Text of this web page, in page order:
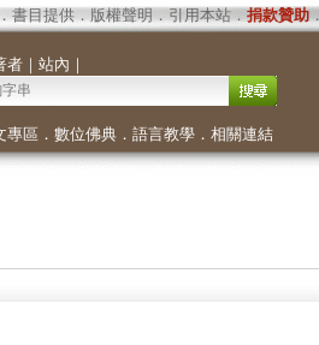
． 書目提供． 版權聲明 ． 引用本站． 捐款贊助
者｜ 站內 ｜
專區 ． 數位佛典． 語言教學． 相關連結